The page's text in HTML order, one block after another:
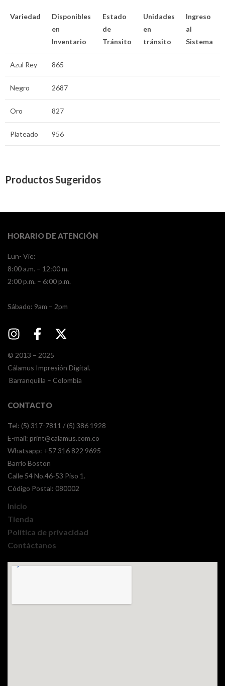
Variedad
Disponibles
en
Inventario
Estado
de
Tránsito
Unidades
en
tránsito
Ingreso
al
Sistema
Azul Rey 865
Negro 2687
Oro 827
Plateado 956
Productos Sugeridos
HORARIO DE ATENCIÓN
Lun- Vie:
8:00 a.m. – 12:00 m.
2:00 p.m. – 6:00 p.m.
​​Sábado: 9am – 2pm
© 2013 – 2025
Cálamus Impresión Digital.
Barranquilla – Colombia
CONTACTO
Tel: (5) 317-7811 / (5) 386 1928
E-mail: print@calamus.com.co
Whatsapp: +57 316 822 9695
Barrio Boston
Calle 54 No.46-53 Piso 1.
Código Postal: 080002
Inicio
Tienda
Política de privacidad
Contáctanos